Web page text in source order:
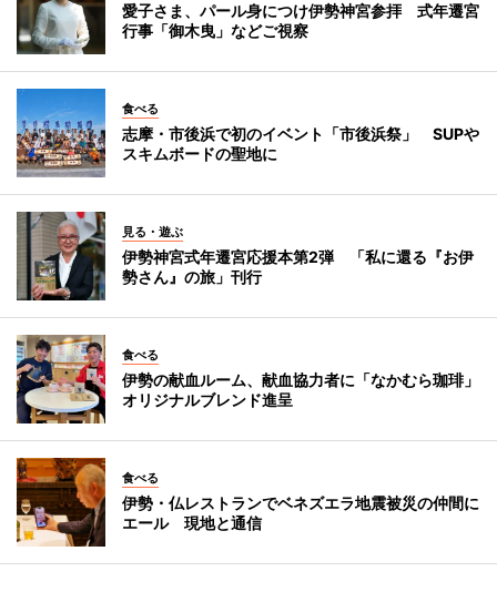
愛子さま、パール身につけ伊勢神宮参拝 式年遷宮
行事「御木曳」などご視察
食べる
志摩・市後浜で初のイベント「市後浜祭」 SUPや
スキムボードの聖地に
見る・遊ぶ
伊勢神宮式年遷宮応援本第2弾 「私に還る『お伊
勢さん』の旅」刊行
食べる
伊勢の献血ルーム、献血協力者に「なかむら珈琲」
オリジナルブレンド進呈
食べる
伊勢・仏レストランでベネズエラ地震被災の仲間に
エール 現地と通信